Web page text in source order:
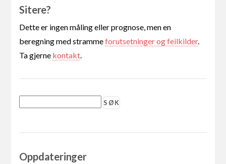
Sitere?
Dette er ingen måling eller prognose, men en
beregning med strammeforutsetninger og feilkilder.
Ta gjerne kontakt.
Oppdateringer